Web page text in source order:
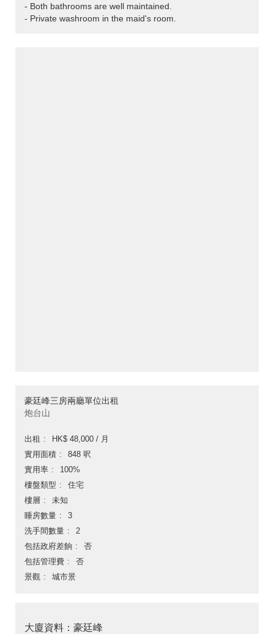
- Both bathrooms are well maintained.
- Private washroom in the maid's room.
豪廷峰三房兩廳單位出租
炮台山
出租
HK$ 48,000 / 月
實用面積
848 呎
實用率
100%
樓盤類型
住宅
樓層
未知
睡房數量
3
洗手間數量
2
包括政府差餉
否
包括管理費
否
景觀
城市景
大廈資料：豪廷峰